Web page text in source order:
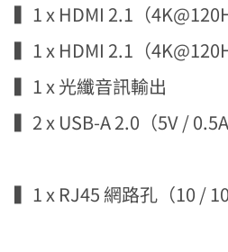
▍1 x HDMI 2.1（
▍1 x HDMI 2.1（
▍1 x 光纖音訊輸出
▍2 x USB-A 2.0（5V / 0.5A
▍1 x RJ45 網路孔（10 /